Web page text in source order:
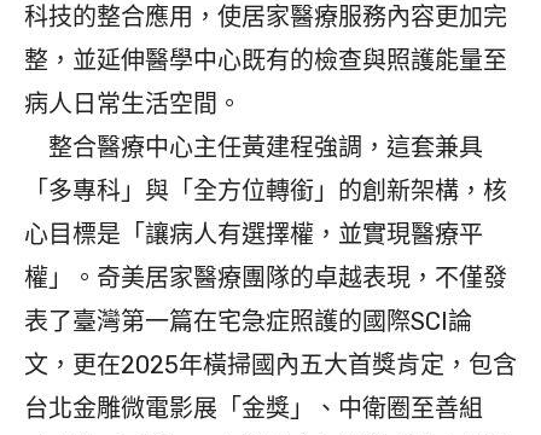
科技的整合應用，使居家醫療服務內容更加完
整，並延伸醫學中心既有的檢查與照護能量至
病人日常生活空間。
整合醫療中心主任黃建程強調，這套兼具
「多專科」與「全方位轉銜」的創新架構，核
心目標是「讓病人有選擇權，並實現醫療平
權」。奇美居家醫療團隊的卓越表現，不僅發
表了臺灣第一篇在宅急症照護的國際SCI論
文，更在2025年橫掃國內五大首獎肯定，包含
台北金雕微電影展「金獎」、中衛圈至善組